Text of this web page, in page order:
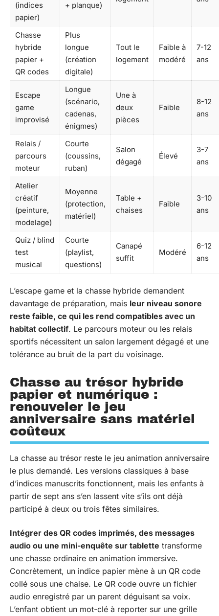
(indices
papier)
+ planque)
Chasse
hybride
papier +
QR codes
Plus
longue
(création
digitale)
Tout le
logement
Faible à
modéré
7-12
ans
Escape
game
improvisé
Longue
(scénario,
cadenas,
énigmes)
Une à
deux
pièces
Faible
8-12
ans
Relais /
parcours
moteur
Courte
(coussins,
ruban)
Salon
dégagé
Élevé
3-7
ans
Atelier
créatif
(peinture,
modelage)
Moyenne
(protection,
matériel)
Table +
chaises
Faible
3-10
ans
Quiz / blind
test
musical
Courte
(playlist,
questions)
Canapé
suffit
Modéré
6-12
ans
L’escape game et la chasse hybride demandent
davantage de préparation, mais leur niveau sonore
reste faible, ce qui les rend compatibles avec un
habitat collectif. Le parcours moteur ou les relais
sportifs nécessitent un salon largement dégagé et une
tolérance au bruit de la part du voisinage.
Chasse au trésor hybride
papier et numérique :
renouveler le jeu
anniversaire sans matériel
coûteux
La chasse au trésor reste le jeu animation anniversaire
le plus demandé. Les versions classiques à base
d’indices manuscrits fonctionnent, mais les enfants à
partir de sept ans s’en lassent vite s’ils ont déjà
participé à deux ou trois fêtes similaires.
Intégrer des QR codes imprimés, des messages
audio ou une mini-enquête sur tablette transforme
une chasse ordinaire en animation immersive.
Concrètement, un indice papier mène à un QR code
collé sous une chaise. Le QR code ouvre un fichier
audio enregistré par un parent déguisant sa voix.
L’enfant obtient un mot-clé à reporter sur une grille